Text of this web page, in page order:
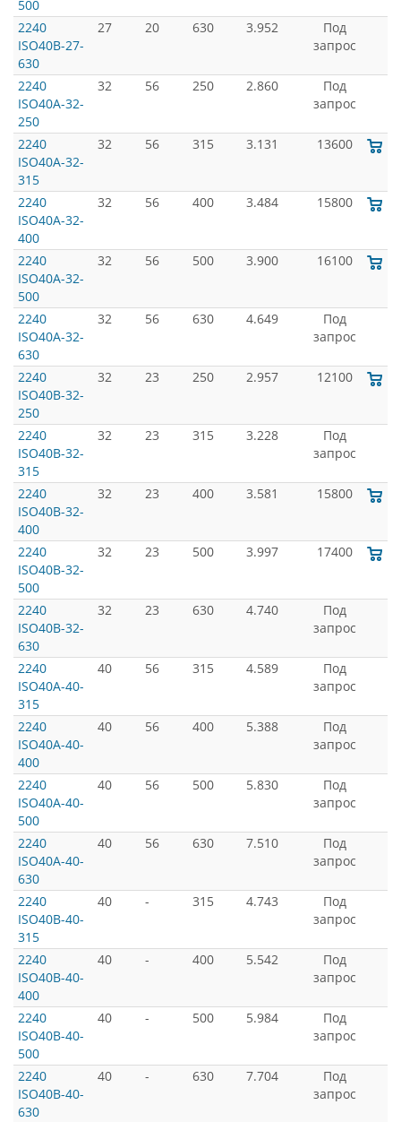
500
2240
ISO40B-27-
630
27 20 630 3.952
Под
запрос
2240
ISO40A-32-
250
32 56 250 2.860
Под
запрос
2240
ISO40A-32-
315
32 56 315 3.131 13600
2240
ISO40A-32-
400
32 56 400 3.484 15800
2240
ISO40A-32-
500
32 56 500 3.900 16100
2240
ISO40A-32-
630
32 56 630 4.649
Под
запрос
2240
ISO40B-32-
250
32 23 250 2.957 12100
2240
ISO40B-32-
315
32 23 315 3.228
Под
запрос
2240
ISO40B-32-
400
32 23 400 3.581 15800
2240
ISO40B-32-
500
32 23 500 3.997 17400
2240
ISO40B-32-
630
32 23 630 4.740
Под
запрос
2240
ISO40A-40-
315
40 56 315 4.589
Под
запрос
2240
ISO40A-40-
400
40 56 400 5.388
Под
запрос
2240
ISO40A-40-
500
40 56 500 5.830
Под
запрос
2240
ISO40A-40-
630
40 56 630 7.510
Под
запрос
2240
ISO40B-40-
315
40 - 315 4.743
Под
запрос
2240
ISO40B-40-
400
40 - 400 5.542
Под
запрос
2240
ISO40B-40-
500
40 - 500 5.984
Под
запрос
2240
ISO40B-40-
630
40 - 630 7.704
Под
запрос